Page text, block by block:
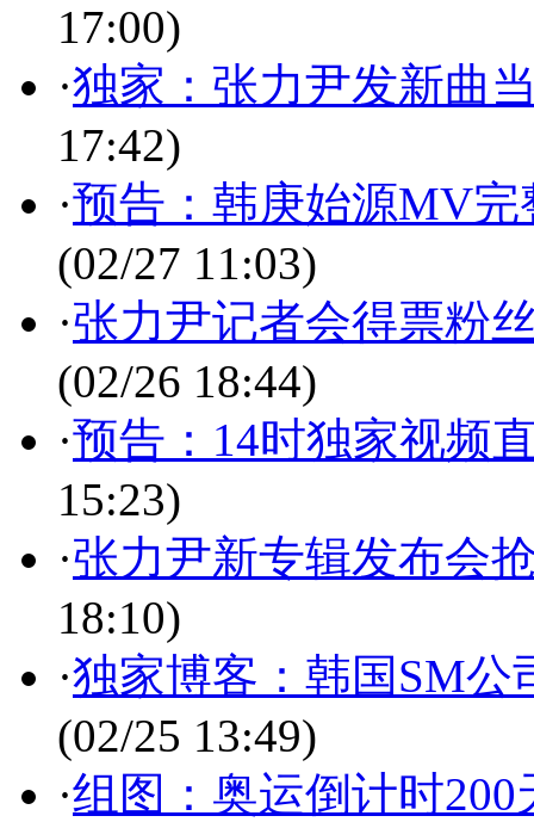
17:00)
·独家：张力尹发新曲
17:42)
·预告：韩庚始源MV
(02/27 11:03)
·张力尹记者会得票粉
(02/26 18:44)
·预告：14时独家视频
15:23)
·张力尹新专辑发布会
18:10)
·独家博客：韩国SM公
(02/25 13:49)
·组图：奥运倒计时